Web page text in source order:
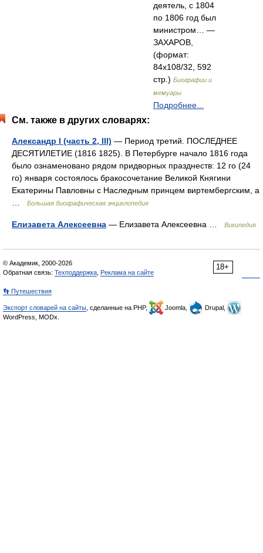
деятель, с 1804
по 1806 год был
министром… —
ЗАХАРОВ,
(формат:
84x108/32, 592
стр.) Биографии и
мемуары
Подробнее...
См. также в других словарях:
Александр I (часть 2, III) — Период третий. ПОСЛЕДНЕЕ
ДЕСЯТИЛЕТИЕ (1816 1825). В Петербурге начало 1816 года
было ознаменовано рядом придворных празднеств: 12 го (24
го) января состоялось бракосочетание Великой Княгини
Екатерины Павловны с Наследным принцем виртембергским, а
Большая биографическая энциклопедия
Елизавета Алексеевна — Елизавета Алексеевна … Википедия
18+
© Академик, 2000-2026
Обратная связь: Техподдержка Реклама на сайте
👣 Путешествия
Экспорт словарей на сайты , сделанные на PHP, Joomla,
Drupal,
WordPress, MODx.